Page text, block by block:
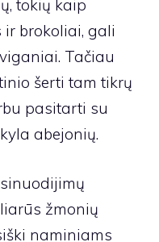
tokių kaip
ir brokoliai, gali
Tačiau
šerti tam tikrų
pasitarti su
abejonių.
žmonių
naminiams